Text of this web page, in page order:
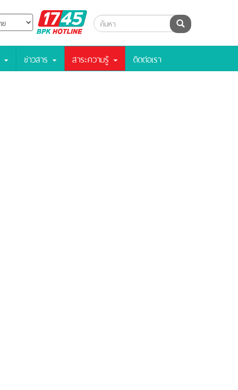
BPK
Hotline
ค้นหา
ข่าวสาร สาระความรู้ ติดต่อเรา